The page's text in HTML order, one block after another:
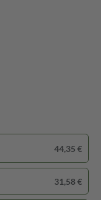
44,35 €
31,58 €